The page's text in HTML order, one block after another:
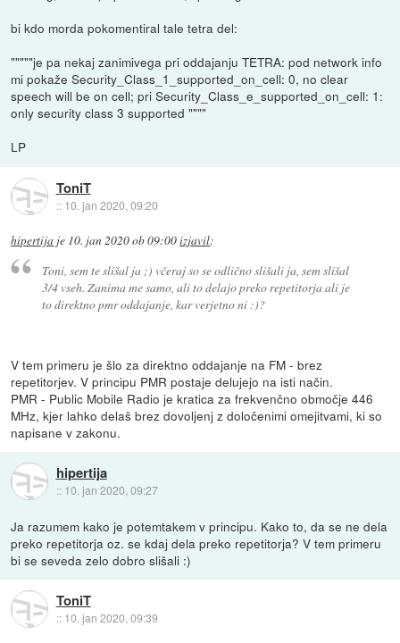
bi kdo morda pokomentiral tale tetra del:
"""""je pa nekaj zanimivega pri oddajanju TETRA: pod network info
mi pokaže Security_Class_1_supported_on_cell: 0, no clear
speech will be on cell; pri Security_Class_e_supported_on_cell: 1:
only security class 3 supported """"
LP
ToniT
:: 10. jan 2020, 09:20
hipertija je 10. jan 2020 ob 09:00izjavil:
Toni, sem te slišal ja ;) včeraj so se odlično slišali ja, sem slišal
3/4 vseh. Zanima me samo, ali to delajo preko repetitorja ali je
to direktno pmr oddajanje, kar verjetno ni :)?
V tem primeru je šlo za direktno oddajanje na FM - brez
repetitorjev. V principu PMR postaje delujejo na isti način.
PMR - Public Mobile Radio je kratica za frekvenčno območje 446
MHz, kjer lahko delaš brez dovoljenj z določenimi omejitvami, ki so
napisane v zakonu.
hipertija
:: 10. jan 2020, 09:27
Ja razumem kako je potemtakem v principu. Kako to, da se ne dela
preko repetitorja oz. se kdaj dela preko repetitorja? V tem primeru
bi se seveda zelo dobro slišali :)
ToniT
:: 10. jan 2020, 09:39